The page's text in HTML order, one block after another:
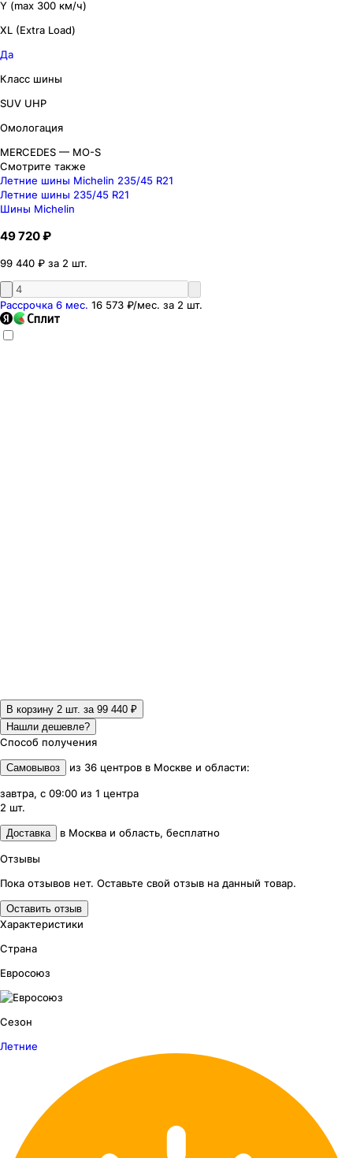
Y (max 300 км/ч)
XL (Extra Load)
Да
Класс шины
SUV UHP
Омологация
MERCEDES — MO-S
Смотрите также
Летние шины Michelin 235/45 R21
Летние шины 235/45 R21
Шины Michelin
49 720 ₽
99 440 ₽ за 2 шт.
Рассрочка 6 мес. 16 573 ₽/мес. за 2 шт.
В корзину 2 шт. за 99 440 ₽
Нашли дешевле?
Способ получения
Самовывоз из 36 центров в Москве и области:
завтра, с 09:00 из 1 центра
2 шт.
Доставка в Москва и область, бесплатно
Отзывы
Пока отзывов нет. Оставьте свой отзыв на данный товар.
Оставить отзыв
Характеристики
Страна
Евросоюз
Сезон
Летние